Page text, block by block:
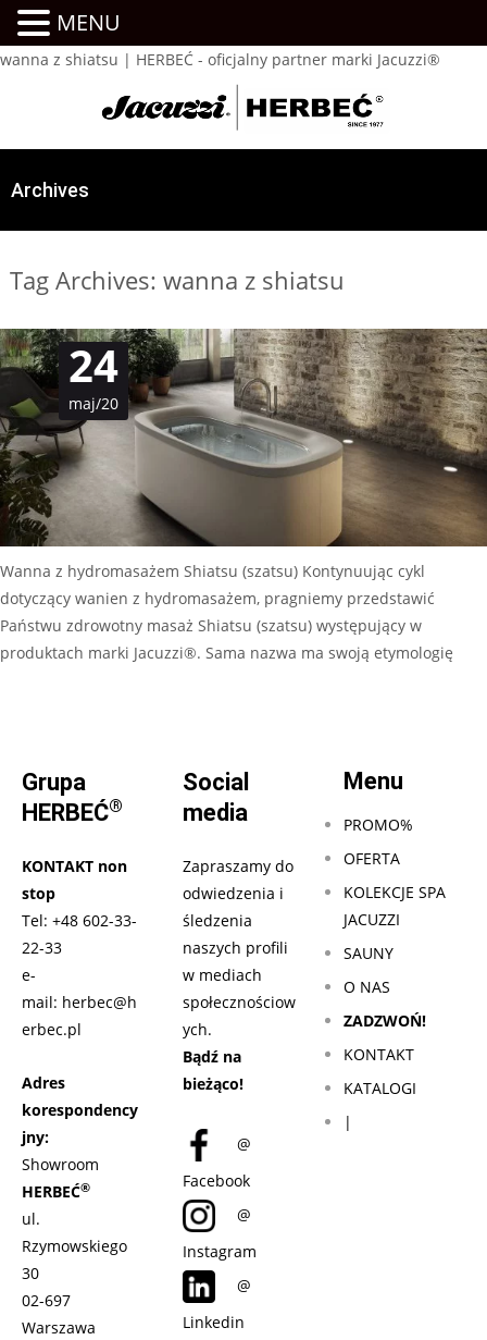
wanna z shiatsu | HERBEĆ - oficjalny partner marki Jacuzzi®
Archives
Tag Archives: wanna z shiatsu
24
maj/20
Wanna z hydromasażem Shiatsu (szatsu) Kontynuując cykl
dotyczący wanien z hydromasażem, pragniemy przedstawić
Państwu zdrowotny masaż Shiatsu (szatsu) występujący w
produktach marki Jacuzzi®. Sama nazwa ma swoją etymologię
Grupa
HERBEĆ®
KONTAKT non
stop
Tel: +48 602-33-
22-33
e-
mail: herbec@h
erbec.pl
Adres
korespondency
jny:
Showroom
HERBEĆ®
ul.
Rzymowskiego
30
02-697
Warszawa
Social
media
Zapraszamy do
odwiedzenia i
śledzenia
naszych profili
w mediach
społecznościow
ych.
Bądź na
bieżąco!
@
Facebook
@
Instagram
@
Linkedin
Menu
PROMO%
OFERTA
KOLEKCJE SPA
JACUZZI
SAUNY
O NAS
ZADZWOŃ!
KONTAKT
KATALOGI
|
MENU